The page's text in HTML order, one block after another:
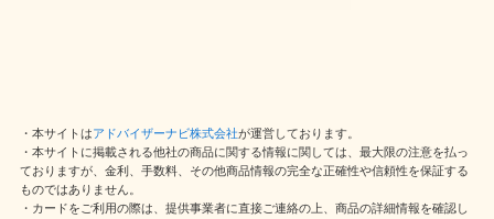
・本サイトはアドバイザーナビ株式会社が運営しております。
・本サイトに掲載される他社の商品に関する情報に関しては、最大限の注意を払っ
ておりますが、金利、手数料、その他商品情報の完全な正確性や信頼性を保証する
ものではありません。
・カードをご利用の際は、提供事業者に直接ご連絡の上、商品の詳細情報を確認し